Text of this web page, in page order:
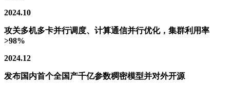
2024.10
攻关多机多卡并行调度、计算通信并行优化，集群利用率
>98%
2024.12
发布国内首个全国产千亿参数稠密模型并对外开源